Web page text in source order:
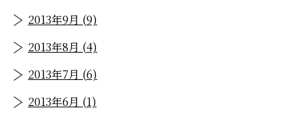
2013年9月 (9)
2013年8月 (4)
2013年7月 (6)
2013年6月 (1)